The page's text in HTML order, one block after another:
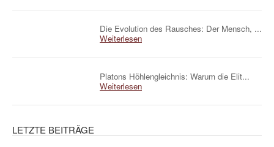
Die Evolution des Rausches: Der Mensch, ...
Weiterlesen
Platons Höhlengleichnis: Warum die Elit...
Weiterlesen
LETZTE BEITRÄGE